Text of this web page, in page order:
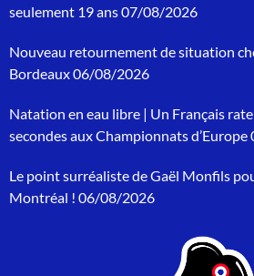
e
c
o
u
:
seulement 19 ans07/08/2026
Nouveau retournement de situation
Bordeaux06/08/2026
Natation en eau libre | Un Français
secondes aux Championnats d’Europe
Le point surréaliste de Gaël Monfils
Montréal ! 06/08/2026